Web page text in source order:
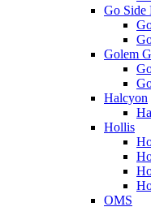
Go Side
Golem
Halcyon
Hollis
OMS